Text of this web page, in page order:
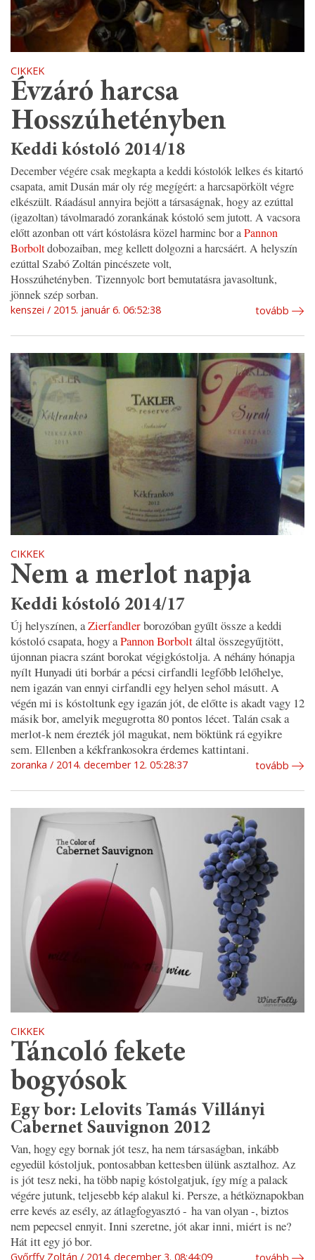
CIKKEK
Évzáró harcsa
Hosszúhetényben
Keddi kóstoló 2014/18
December végére csak megkapta a keddi kóstolók lelkes és kitartó
csapata, amit Dusán már oly rég megígért: a harcsapörkölt végre
elkészült. Ráadásul annyira bejött a társaságnak, hogy az ezúttal
(igazoltan) távolmaradó zorankának kóstoló sem jutott. A vacsora
előtt azonban ott várt kóstolásra közel harminc bor a Pannon
Borboltdobozaiban, meg kellett dolgozni a harcsáért. A helyszín
ezúttal Szabó Zoltán pincészete volt,
Hosszúhetényben. Tizennyolc bort bemutatásra javasoltunk,
jönnek szép sorban.
kenszei 2015. január 6. 06:52:38 tovább
CIKKEK
Nem a merlot napja
Keddi kóstoló 2014/17
Új helyszínen, aZierfandlerborozóban gyűlt össze a keddi
kóstoló csapata, hogy aPannon Borboltáltal összegyűjtött,
újonnan piacra szánt borokat végigkóstolja. A néhány hónapja
nyílt Hunyadi úti borbár a pécsi cirfandli legfőbb lelőhelye,
nem igazán van ennyi cirfandli egy helyen sehol másutt. A
végén mi is kóstoltunk egy igazán jót, de előtte is akadt vagy 12
másik bor, amelyik megugrotta 80 pontos lécet. Talán csak a
merlot-k nem érezték jól magukat, nem böktünk rá egyikre
sem. Ellenben a kékfrankosokra érdemes kattintani.
zoranka 2014. december 12. 05:28:37 tovább
CIKKEK
Táncoló fekete
bogyósok
Egy bor: Lelovits Tamás Villányi
Cabernet Sauvignon 2012
Van, hogy egy bornak jót tesz, ha nem társaságban, inkább
egyedül kóstoljuk, pontosabban kettesben ülünk asztalhoz. Az
is jót tesz neki, ha több napig kóstolgatjuk, így míg a palack
végére jutunk, teljesebb kép alakul ki. Persze, a hétköznapokban
erre kevés az esély, az átlagfogyasztó - ha van olyan -, biztos
nem pepecsel ennyit. Inni szeretne, jót akar inni, miért is ne?
Hát itt egy jó bor.
Győrffy Zoltán 2014. december 3. 08:44:09